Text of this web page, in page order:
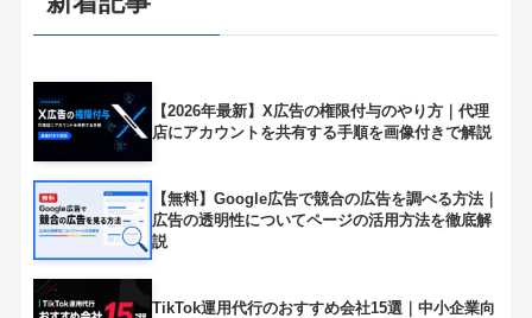
【2026年最新】X広告の権限付与のやり方｜代理
店にアカウントを共有する手順を画像付きで解説
【無料】Google広告で競合の広告を調べる方法｜
広告の透明性についてページの活用方法を徹底解
説
TikTok運用代行のおすすめ会社15選｜中小企業向